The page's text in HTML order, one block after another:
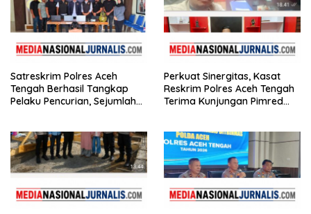
Satreskrim Polres Aceh
Tengah Berhasil Tangkap
Pelaku Pencurian, Sejumlah
Perkuat Sinergitas, Kasat
Reskrim Polres Aceh Tengah
Terima Kunjungan Pimred